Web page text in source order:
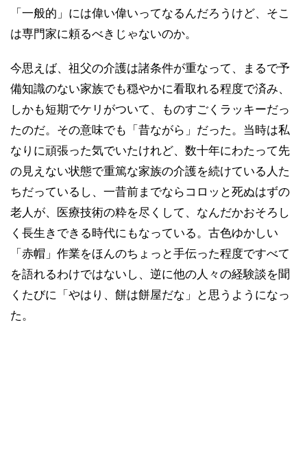
「一般的」には偉い偉いってなるんだろうけど、そこ
は専門家に頼るべきじゃないのか。
今思えば、祖父の介護は諸条件が重なって、まるで予
備知識のない家族でも穏やかに看取れる程度で済み、
しかも短期でケリがついて、ものすごくラッキーだっ
たのだ。その意味でも「昔ながら」だった。当時は私
なりに頑張った気でいたけれど、数十年にわたって先
の見えない状態で重篤な家族の介護を続けている人た
ちだっているし、一昔前までならコロッと死ぬはずの
老人が、医療技術の粋を尽くして、なんだかおそろし
く長生きできる時代にもなっている。古色ゆかしい
「赤帽」作業をほんのちょっと手伝った程度ですべて
を語れるわけではないし、逆に他の人々の経験談を聞
くたびに「やはり、餅は餅屋だな」と思うようになっ
た。